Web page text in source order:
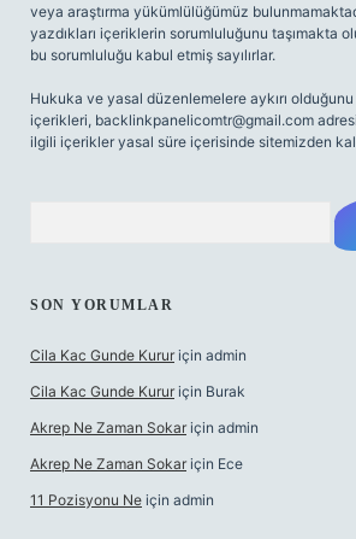
veya araştırma yükümlülüğümüz
yazdıkları içeriklerin sorumluluğunu taşımakta
bu sorumluluğu kabul etmiş sayılırlar.
Hukuka ve yasal düzenlemelere aykırı
içerikleri, backlinkpanelicomtr@gmail.com
ilgili içerikler yasal süre içerisinde sitemizden
SON YORUMLAR
Cila Kac Gunde Kurur için admin
Cila Kac Gunde Kurur için Burak
Akrep Ne Zaman Sokar için admin
Akrep Ne Zaman Sokar için Ece
11 Pozisyonu Ne için admin